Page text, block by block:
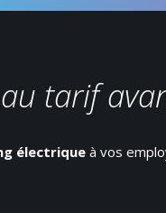
tarif
électriqueà vos